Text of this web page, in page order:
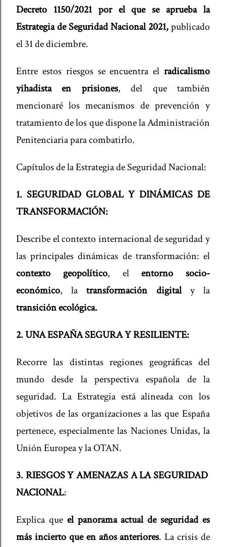
Decreto 1150/2021 por el que se aprueba la
Estrategia de Seguridad Nacional 2021,publicado
el 31 de diciembre.
Entre estos riesgos se encuentra el radicalismo
yihadista en prisiones, del que también
mencionaré los mecanismos de prevención y
tratamiento de los que dispone la Administración
Penitenciaria para combatirlo.
Capítulos de la Estrategia de Seguridad Nacional:
1. SEGURIDAD GLOBAL Y DINÁMICAS DE
TRANSFORMACIÓN:
Describe el contexto internacional de seguridad y
las principales dinámicas de transformación: el
contexto geopolítico, elentorno socio-
económico, latransformación digitaly la
transición ecológica.
2. UNA ESPAÑA SEGURA Y RESILIENTE:
Recorre las distintas regiones geográficas del
mundo desde la perspectiva española de la
seguridad. La Estrategia está alineada con los
objetivos de las organizaciones a las que España
pertenece, especialmente las Naciones Unidas, la
Unión Europea y la OTAN.
3. RIESGOS Y AMENAZAS A LASEGURIDAD
NACIONAL:
Explica que el panorama actual de seguridad es
más incierto que en años anteriores. La crisis de